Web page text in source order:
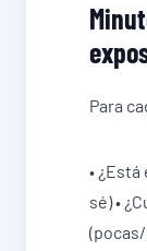
Para
•
sé) •
(pocas/